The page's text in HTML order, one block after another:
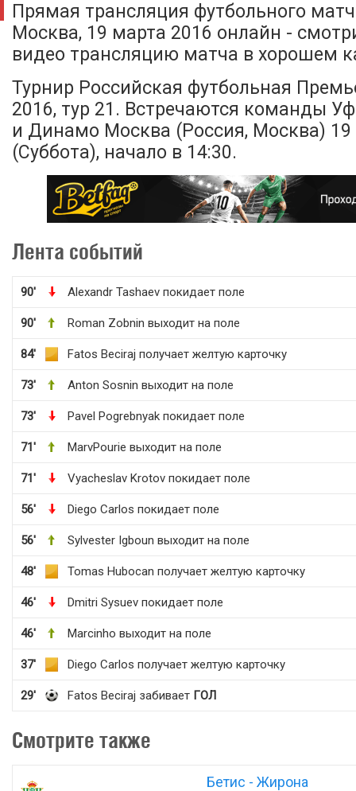
Прямая трансляция футбольного
Москва, 19 марта 2016 онлайн -
видео трансляцию матча в хорошем
Турнир Российская футбольная
2016, тур 21. Встречаются команды
и Динамо Москва (Россия, Москва) 19
(Суббота), начало в 14:30.
Лента событий
90' Alexandr Tashaev покидает поле
90' Roman Zobnin выходит на поле
84' Fatos Beciraj получает желтую карточку
73' Anton Sosnin выходит на поле
73' Pavel Pogrebnyak покидает поле
71' MarvPourie выходит на поле
71' Vyacheslav Krotov покидает поле
56' Diego Carlos покидает поле
56' Sylvester Igboun выходит на поле
48' Tomas Hubocan получает желтую карточку
46' Dmitri Sysuev покидает поле
46' Marcinho выходит на поле
37' Diego Carlos получает желтую карточку
29' Fatos Beciraj забивает ГОЛ
Смотрите также
Бетис - Жирона